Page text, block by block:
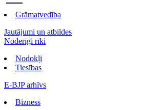
Grāmatvedība
Jautājumi un atbildes
Noderīgi rīki
Nodokļi
Tiesības
E-BJP arhīvs
Bizness